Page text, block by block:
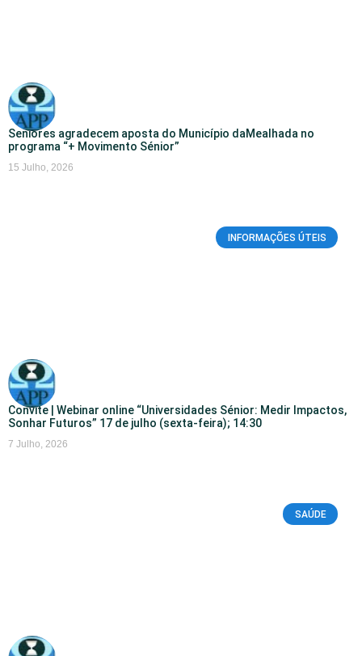
Seniores agradecem aposta do Município daMealhada no
programa “+ Movimento Sénior”
15 Julho, 2026
INFORMAÇÕES ÚTEIS
Convite | Webinar online “Universidades Sénior: Medir Impactos,
Sonhar Futuros” 17 de julho (sexta-feira); 14:30
7 Julho, 2026
SAÚDE